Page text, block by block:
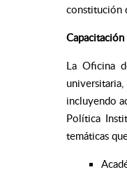
constitución
Capacitación
La Oficina
incluyendo
Política
temáticas